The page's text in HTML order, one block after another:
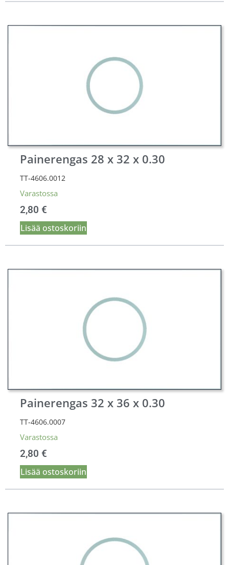
Painerengas 28 x 32 x 0.30
TT-4606.0012
Varastossa
2,80 €
Lisää ostoskoriin
Painerengas 32 x 36 x 0.30
TT-4606.0007
Varastossa
2,80 €
Lisää ostoskoriin